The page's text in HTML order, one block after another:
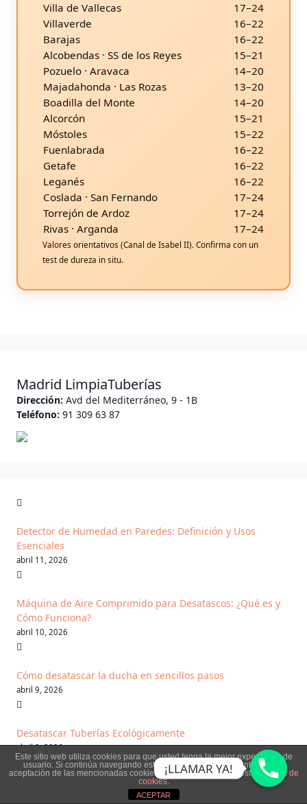
Villa de Vallecas
17–24
Villaverde
16–22
Barajas
16–22
Alcobendas · SS de los Reyes
15–21
Pozuelo · Aravaca
14–20
Majadahonda · Las Rozas
13–20
Boadilla del Monte
14–20
Alcorcón
15–21
Móstoles
15–22
Fuenlabrada
16–22
Getafe
16–22
Leganés
16–22
Coslada · San Fernando
17–24
Torrejón de Ardoz
17–24
Rivas · Arganda
17–24
Valores orientativos (Canal de Isabel II). Confirma con un
test de dureza in situ.
Madrid LimpiaTuberías
Dirección: Avd del Mediterráneo, 9 - 1B
Teléfono: 91 309 63 87
Detector de Humedad en Paredes: Definición y Usos
Esenciales
abril 11, 2026
Máquina de Aire Comprimido para Desatascos: ¿Qué es y
Cómo Funciona?
abril 10, 2026
Cómo desatascar la ducha en sencillos pasos
abril 9, 2026
Desatascar Tuberías Ecológicamente
abril 8, 2026
Funcionamiento de una Bomba Manual de Presión
Este sitio web utiliza cookies para que usted tenga la mejor experiencia de
usuario. Si continúa navegando está dando su consentimiento para la
aceptación de las mencionadas cookies y la aceptación de nuestra
política de
cookies.
ACEPTAR
¡LLAMAR YA!